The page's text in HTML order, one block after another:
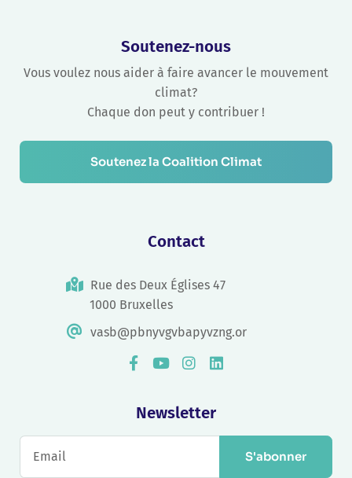
Soutenez-nous
Vous voulez nous aider à faire avancer le mouvement
climat?
Chaque don peut y contribuer !
Soutenez la Coalition Climat
Contact
Rue des Deux Églises 47
1000 Bruxelles
vasb@pbnyvgvbapyvzng.or
Newsletter
S'abonner